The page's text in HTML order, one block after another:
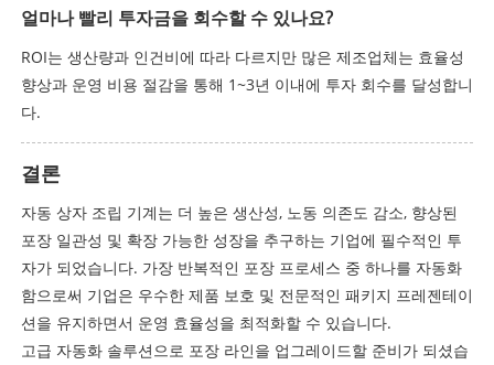
얼마나 빨리 투자금을 회수할 수 있나요?
ROI는 생산량과 인건비에 따라 다르지만 많은 제조업체는 효율성
향상과 운영 비용 절감을 통해 1~3년 이내에 투자 회수를 달성합니
다.
결론
자동 상자 조립 기계는 더 높은 생산성, 노동 의존도 감소, 향상된
포장 일관성 및 확장 가능한 성장을 추구하는 기업에 필수적인 투
자가 되었습니다. 가장 반복적인 포장 프로세스 중 하나를 자동화
함으로써 기업은 우수한 제품 보호 및 전문적인 패키지 프레젠테이
션을 유지하면서 운영 효율성을 최적화할 수 있습니다.
고급 자동화 솔루션으로 포장 라인을 업그레이드할 준비가 되셨습